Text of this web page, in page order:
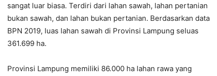
sangat luar biasa. Terdiri dari lahan sawah, lahan pertanian
bukan sawah, dan lahan bukan pertanian. Berdasarkan data
BPN 2019, luas lahan sawah di Provinsi Lampung seluas
361.699 ha.
Provinsi Lampung memiliki 86.000 ha lahan rawa yang